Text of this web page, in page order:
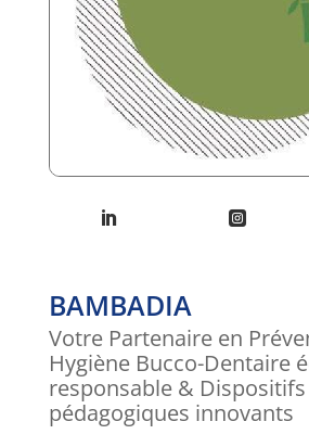
BAMBADIA
Votre Partenaire en
Hygiène Bucco-Dentaire
responsable & Dispositifs
pédagogiques innovants